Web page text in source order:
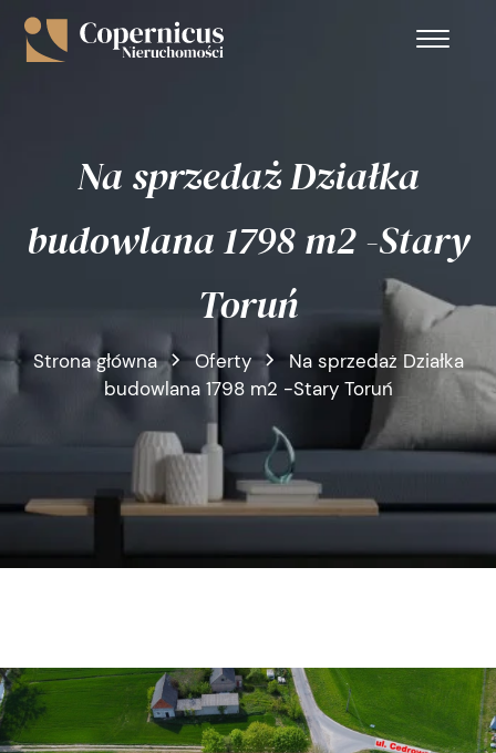
Na sprzedaż Działka
budowlana 1798 m2 -Stary
Toruń
Strona główna Oferty
Na sprzedaż Działka
budowlana 1798 m2 -Stary Toruń